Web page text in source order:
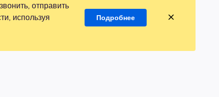
отправить
используя
Подробнее